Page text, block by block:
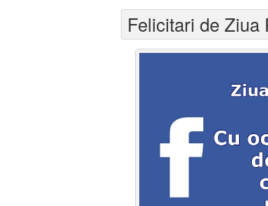
Felicitari de Ziua